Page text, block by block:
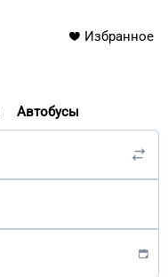
Избранное
Автобусы